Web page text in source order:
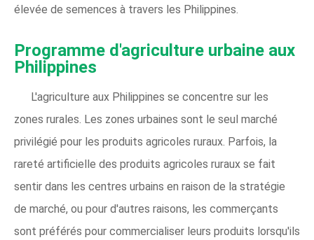
élevée de semences à travers les Philippines.
Programme d'agriculture urbaine aux
Philippines
L'agriculture aux Philippines se concentre sur les
zones rurales. Les zones urbaines sont le seul marché
privilégié pour les produits agricoles ruraux. Parfois, la
rareté artificielle des produits agricoles ruraux se fait
sentir dans les centres urbains en raison de la stratégie
de marché, ou pour d'autres raisons, les commerçants
sont préférés pour commercialiser leurs produits lorsqu'ils